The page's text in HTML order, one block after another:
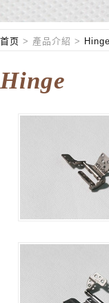
首页 > 產品介紹 > Hinge
Hinge